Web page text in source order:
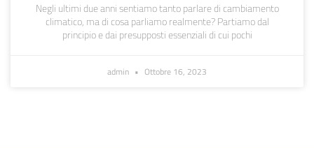
Negli ultimi due anni sentiamo tanto parlare di cambiamento
climatico, ma di cosa parliamo realmente? Partiamo dal
principio e dai presupposti essenziali di cui pochi
admin Ottobre 16, 2023